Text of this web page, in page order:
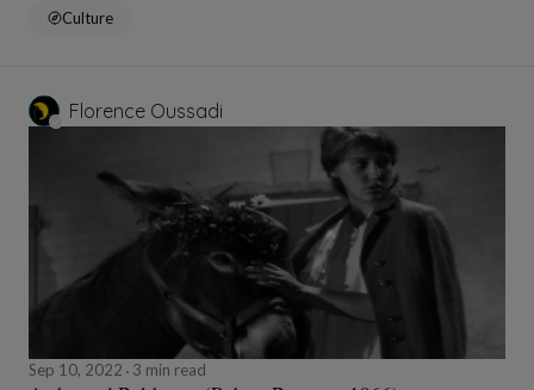
Culture
Florence Oussadi
Sep 10, 2022 3 min read